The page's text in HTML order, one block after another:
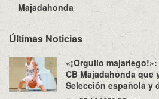
Majadahonda
Últimas Noticias
«¡Orgullo
CB Majadahonda que
Selección española y